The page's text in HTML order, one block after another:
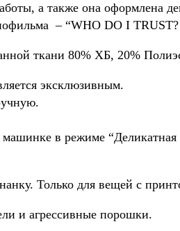
а также она оформлена
– “WHO DO I
ткани 80% ХБ, 20%
эксклюзивным.
машинке в режиме “Деликатная
Только для вещей с
и агрессивные порошки.